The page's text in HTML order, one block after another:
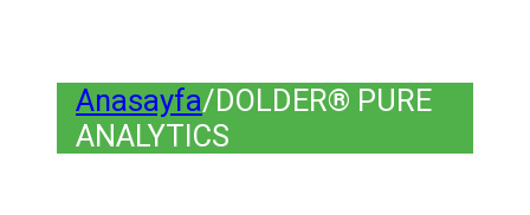
Anasayfa/DOLDER® PURE
ANALYTICS